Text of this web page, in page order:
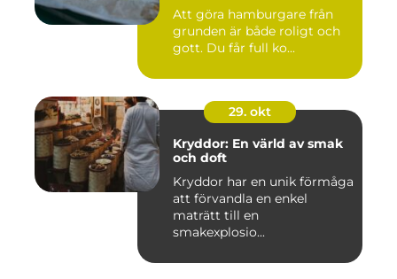
Att göra hamburgare från
grunden är både roligt och
gott. Du får full ko...
29. okt
Kryddor: En värld av smak
och doft
Kryddor har en unik förmåga
att förvandla en enkel
maträtt till en
smakexplosio...